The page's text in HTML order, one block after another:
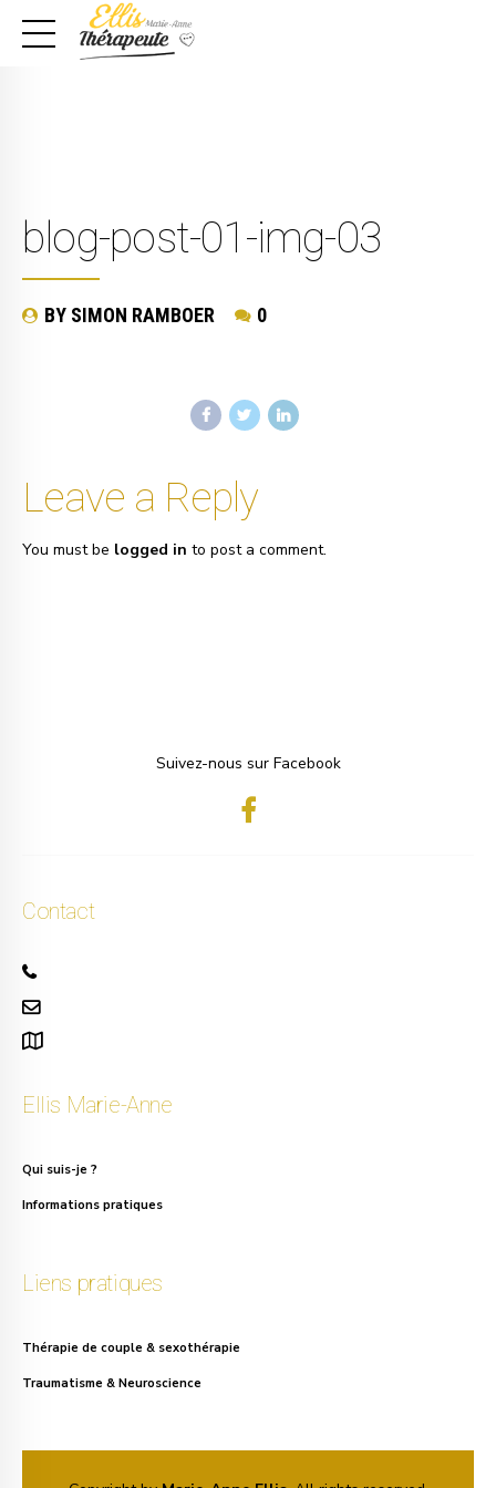
blog-post-01-img-03
BY SIMON RAMBOER 0
Leave a Reply
You must be logged in to post a comment.
Suivez-nous sur Facebook
Contact
Ellis Marie-Anne
Qui suis-je ?
Informations pratiques
Liens pratiques
Thérapie de couple & sexothérapie
Traumatisme & Neuroscience